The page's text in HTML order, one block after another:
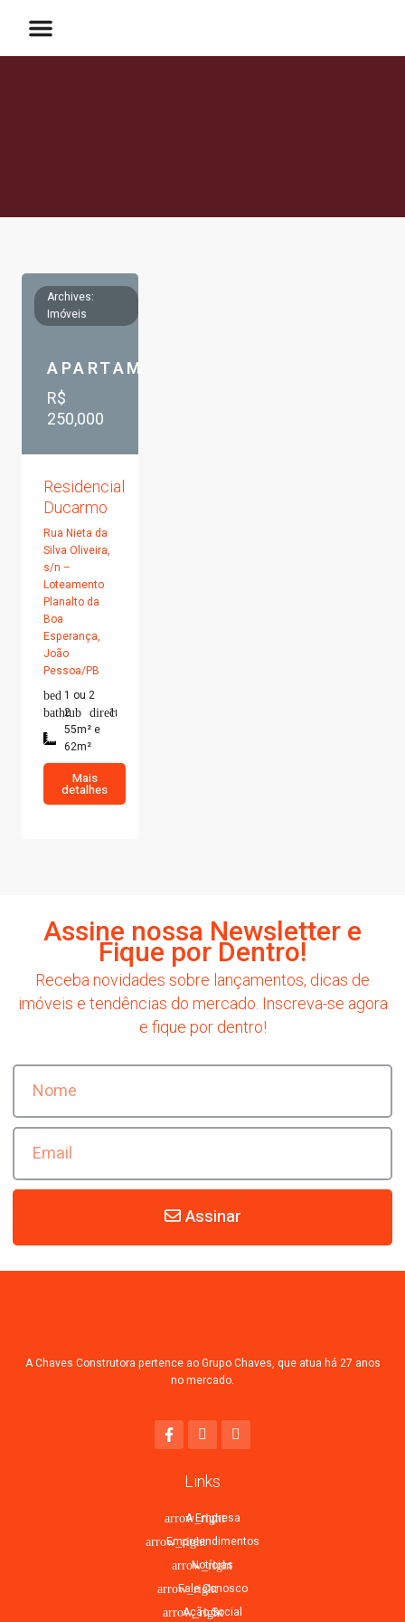
APARTAMENTO
R$
250,000
Archives:
Imóveis
Residencial
Ducarmo
Rua Nieta da
Silva Oliveira,
s/n –
Loteamento
Planalto da
Boa
Esperança,
João
Pessoa/PB
1 ou 2
2
1
55m² e
62m²
Mais
detalhes
Assine nossa Newsletter e
Fique por Dentro!
Receba novidades sobre lançamentos, dicas de
imóveis e tendências do mercado. Inscreva-se agora
e fique por dentro!
Assinar
A Chaves Construtora pertence ao Grupo Chaves, que atua há 27 anos
no mercado.
Links
A Empresa
Empreendimentos
Notícias
Fale Conosco
Ação Social